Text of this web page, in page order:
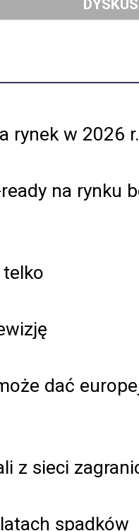
rynek w 2026 r.
na rynku
telko
dać
z sieci
spadków